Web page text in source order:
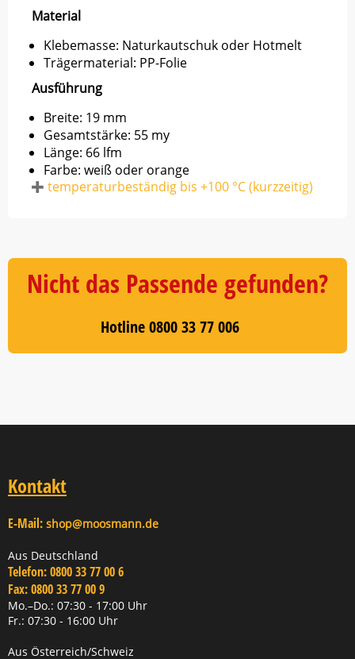
Material
Klebemasse: Naturkautschuk oder Hotmelt
Trägermaterial: PP-Folie
Ausführung
Breite: 19 mm
Gesamtstärke: 55 my
Länge: 66 lfm
Farbe: weiß oder orange
temperaturbeständig bis +100 °C (kurzzeitig)
Nicht das Passende gefunden?
Hotline 0800 33 77 006
Kontakt
E-Mail: shop@moosmann.de
Aus Deutschland
Telefon:0800 33 77 00 6
Fax:0800 33 77 00 9
Mo.–Do.: 07:30 - 17:00 Uhr
Fr.: 07:30 - 16:00 Uhr
Aus Österreich/Schweiz